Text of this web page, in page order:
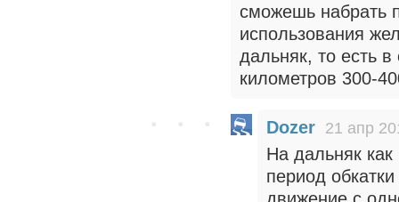
сможешь набрать
использования
дальняк, то есть
километров 300-
Dozer 21 апр
На дальняк
период